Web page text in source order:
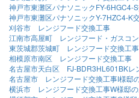
神戸市東灘区パナソニックFY-6HGC4-
神戸市東灘区パナソニックY-7HZC4-K
刈谷市 レンジフード交換工事
江南市高屋町 レンジフード・ガスコ
東茨城郡茨城町 レンジフード交換工事
相模原市南区 レンジフード交換工事
名古屋市天白区 FJ-BDR3HL601BKレ
名古屋市 レンジフード交換工事I様邸
横浜市 レンジフード交換工事W様邸